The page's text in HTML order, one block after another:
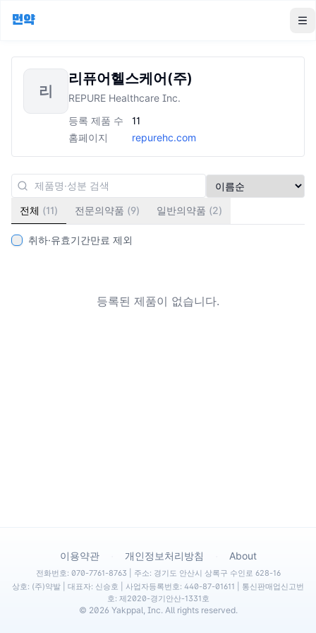
먼약
리
리퓨어헬스케어(주)
REPURE Healthcare Inc.
등록 제품 수
11
홈페이지
repurehc.com
전체 (11) 전문의약품 (9) 일반의약품 (2)
취하·유효기간만료 제외
등록된 제품이 없습니다.
이용약관 개인정보처리방침 About
전화번호: 070-7761-8763 | 주소: 경기도 안산시 상록구 수인로 628-16
상호: (주)약발 | 대표자: 신승호 | 사업자등록번호: 440-87-01611 | 통신판매업신고번
호: 제2020-경기안산-1331호
© 2026 Yakppal, Inc. All rights reserved.